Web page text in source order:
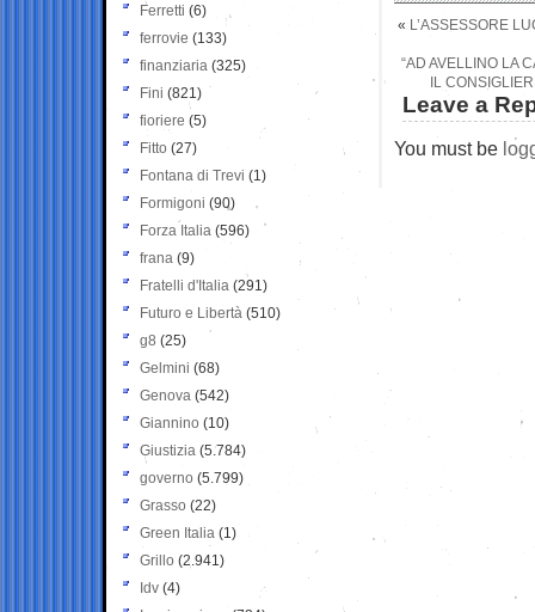
« L’ASSESSORE
“AD AVELLINO LA
IL
Leave a
You must be
Ferretti (6)
ferrovie (133)
finanziaria (325)
Fini (821)
fioriere (5)
Fitto (27)
Fontana di Trevi (1)
Formigoni (90)
Forza Italia (596)
frana (9)
Fratelli d'Italia (291)
Futuro e Libertà (510)
g8 (25)
Gelmini (68)
Genova (542)
Giannino (10)
Giustizia (5.784)
governo (5.799)
Grasso (22)
Green Italia (1)
Grillo (2.941)
Idv (4)